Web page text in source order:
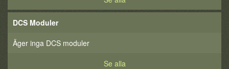
DCS Moduler
Äger inga DCS moduler
Se alla